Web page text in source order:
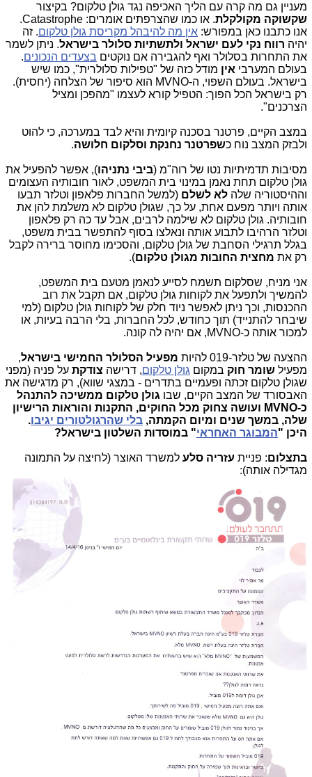
מעניין גם מה קרה עם הליך האכיפה נגד גולן טלקום? בקיצור
שקשוקה מקולקלת
. או כמו שהצרפתים אומרים: Catastrophe.
אנו כתבנו כאן במפורש: אין מה להיבהל מקריסת גולן טלקום. זה
יהיה רווח נקי לעם ישראל ולתשתיות סלולר בישראל. ניתן לשמר
את התחרות בסלולר ואף להגבירה אם נוקטים בצעדים הנכונים.
בעולם המערבי אין מודל כזה של "טפילות סלולרית", כמו שיש
בישראל. בעולם השפוי, ה-MVNO הוא סיפור של הצלחה (יחסית).
רק בישראל הכל הפוך: הטפיל קורא לעצמו "מהפכן ומציל
הצרכנים".
במצב הקיים, פרטנר בסכנה קיומית והיא לבד במערכה, כי להוט
ולבזק המצב נוח כשפרטנר נחנקת וסלקום חלושה.
מסיבות תדמיתיות נטו של רוה"מ (ביבי נתניהו), אפשר להפעיל את
גולן טלקום תחת נאמן במינוי בית המשפט, לאור חובותיה העצומים
וההיסטוריה שלה לא לשלם (למשל החברות פלאפון וטלזר תבעו
אותה ויותר מפעם אחת, על כך, שגולן טלקום לא משלמת להן את
חובותיה. גולן טלקום לא שילמה לרבים, אבל עד כה רק פלאפון
וטלזר הרהיבו לתבוע אותה ונאלצו בסוף להתפשר בבית משפט,
בגלל תרגילי הסחבת של גולן טלקום, והסכימו מחוסר ברירה לקבל
רק את מחצית החובות מגולן טלקום).
אני מניח, שסלקום תשמח לסייע לנאמן מטעם בית המשפט,
להמשיך ולתפעל את לקוחות גולן טלקום, אם תקבל את רוב
ההכנסות, וכך ניתן לאפשר ניוד חלק של לקוחות גולן טלקום (למי
שיבחר להתנייד) תוך כחודש, לכל החברות, בלי הרבה בעיות, או
למכור אותה כ-MVNO, אם יהיה לה קונה.
ההצעה של טלזר-019 להיות מפעיל הסלולר החמישי בישראל,
מפעיל שומר חוק במקום גולן טלקום, דרישה צודקת על פניה (מפני
שגולן טלקום זכתה ופעמיים בתדרים - במצגי שווא), רק מדגישה את
האבסורד של המצב הקיים, שבו גולן טלקום ממשיכה להתנהל
כ-MVNO ועושה צחוק מכל החוקים, התקנות והוראות הרישיון
שלה, במשך שנים ומיום הקמתה, בלי שהרגולטורים יגיבו.
היכן "המבוגר האחראי" במוסדות השלטון בישראל?
בתצלום: פניית עזריה סלע למשרד האוצר (לחיצה על התמונה
מגדילה אותה):